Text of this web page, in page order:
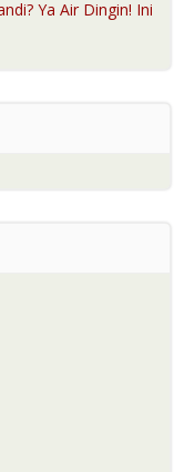
Ya Air Dingin! Ini